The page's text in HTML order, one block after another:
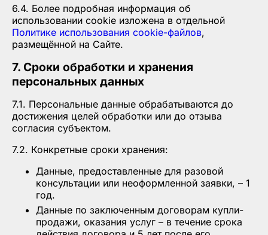
6.4. Более подробная информация об
использовании cookie изложена в отдельной
Политике использования cookie-файлов,
размещённой на Сайте.
7. Сроки обработки и хранения
персональных данных
7.1. Персональные данные обрабатываются до
достижения целей обработки или до отзыва
согласия субъектом.
7.2. Конкретные сроки хранения:
Данные, предоставленные для разовой
консультации или неоформленной заявки, – 1
год.
Данные по заключенным договорам купли-
продажи, оказания услуг – в течение срока